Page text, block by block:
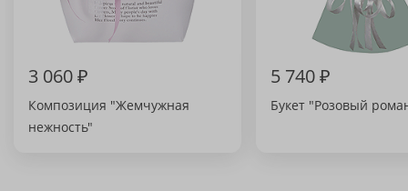
3 060 ₽
Композиция "Жемчужная
нежность"
5 740 ₽
Букет "Розовый